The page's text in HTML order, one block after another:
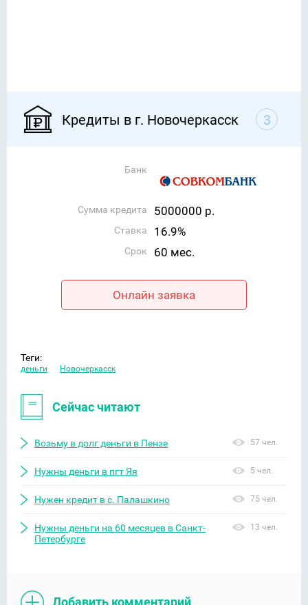
Кредиты в г. Новочеркасск 3
Банк
Сумма кредита 5000000 р.
Ставка 16.9%
Срок 60 мес.
Онлайн заявка
Теги:
деньги Новочеркасск
Сейчас читают
Возьму в долг деньги в Пензе 57 чел.
Нужны деньги в пгт Яя 5 чел.
Нужен кредит в с. Палашкино 75 чел.
Нужны деньги на 60 месяцев в Санкт-
Петербурге
13 чел.
Добавить комментарий